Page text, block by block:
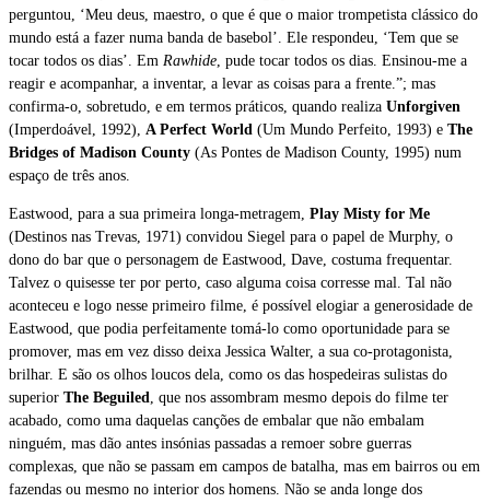
perguntou, ‘Meu deus, maestro, o que é que o maior trompetista clássico do
mundo está a fazer numa banda de basebol’. Ele respondeu, ‘Tem que se
tocar todos os dias’. Em Rawhide , pude tocar todos os dias. Ensinou-me a
reagir e acompanhar, a inventar, a levar as coisas para a frente.”; mas
confirma-o, sobretudo, e em termos práticos, quando realiza Unforgiven
(Imperdoável, 1992), A Perfect World (Um Mundo Perfeito, 1993) e The
Bridges of Madison County (As Pontes de Madison County, 1995) num
espaço de três anos.
Eastwood, para a sua primeira longa-metragem, Play Misty for Me
(Destinos nas Trevas, 1971) convidou Siegel para o papel de Murphy, o
dono do bar que o personagem de Eastwood, Dave, costuma frequentar.
Talvez o quisesse ter por perto, caso alguma coisa corresse mal. Tal não
aconteceu e logo nesse primeiro filme, é possível elogiar a generosidade de
Eastwood, que podia perfeitamente tomá-lo como oportunidade para se
promover, mas em vez disso deixa Jessica Walter, a sua co-protagonista,
brilhar. E são os olhos loucos dela, como os das hospedeiras sulistas do
superior The Beguiled
, que nos assombram mesmo depois do filme ter
acabado, como uma daquelas canções de embalar que não embalam
ninguém, mas dão antes insónias passadas a remoer sobre guerras
complexas, que não se passam em campos de batalha, mas em bairros ou em
fazendas ou mesmo no interior dos homens. Não se anda longe dos